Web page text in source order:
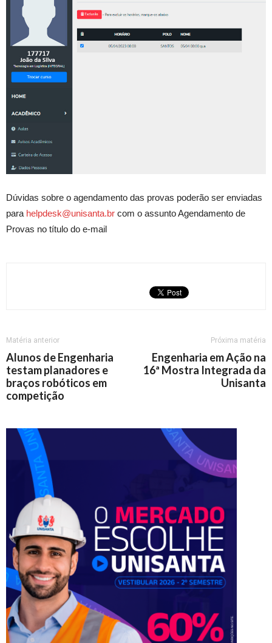
Dúvidas sobre o agendamento das provas poderão ser enviadas
para helpdesk@unisanta.br com o assunto Agendamento de
Provas no título do e-mail
Matéria anterior
Alunos de Engenharia
testam planadores e
braços robóticos em
competição
Próxima matéria
Engenharia em Ação na
16ª Mostra Integrada da
Unisanta